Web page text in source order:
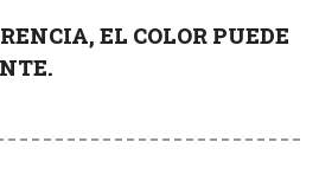
EL COLOR PUEDE